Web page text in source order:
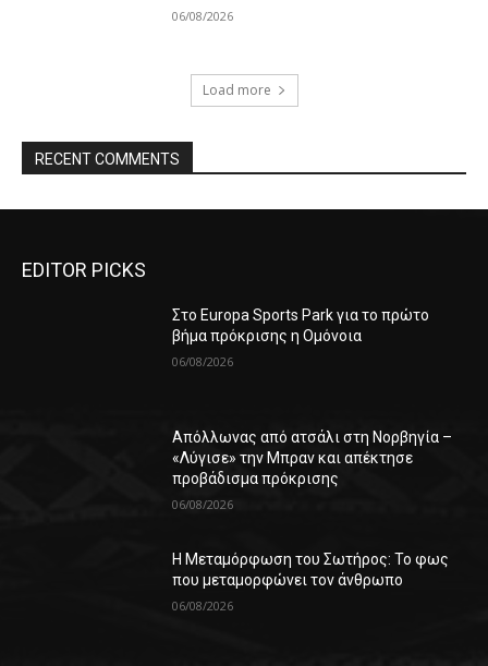
06/08/2026
Load more
RECENT COMMENTS
EDITOR PICKS
Στο Europa Sports Park για το πρώτο
βήμα πρόκρισης η Ομόνοια
06/08/2026
Απόλλωνας από ατσάλι στη Νορβηγία –
«Λύγισε» την Μπραν και απέκτησε
προβάδισμα πρόκρισης
06/08/2026
Η Μεταμόρφωση του Σωτήρος: Το φως
που μεταμορφώνει τον άνθρωπο
06/08/2026